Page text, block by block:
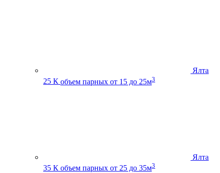
Ялта
25 К объем парных от 15 до 25м3
Ялта
35 К объем парных от 25 до 35м3